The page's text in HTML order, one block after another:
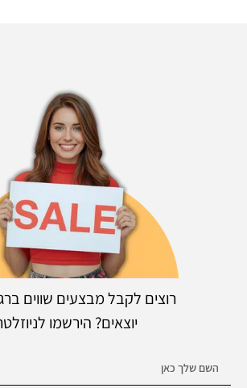
רוצים לקבל מבצעים שווים
יוצאים? הירשמו